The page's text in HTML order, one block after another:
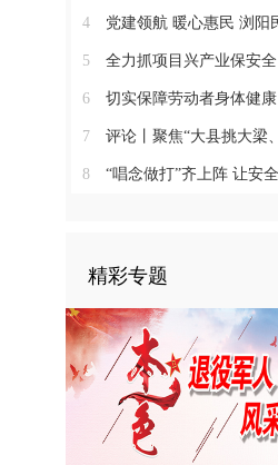
4 党建领航 暖心惠民 浏阳民政以
5 全力抓项目兴产业保安全 为打造中国式现
6 切实保障劳动者身体健康
7 评论丨聚焦“大县挑大梁、强县强担当” 保
8 “唱念做打”齐上阵 让安
精彩专题